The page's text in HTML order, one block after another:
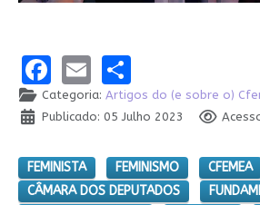
Facebook
EmailShare
Categoria: Artigos do (e sobre o)
Publicado: 05 Julho 2023
FEMINISTA FEMINISMO
CFEMEA
CÂMARA DOS DEPUTADOS